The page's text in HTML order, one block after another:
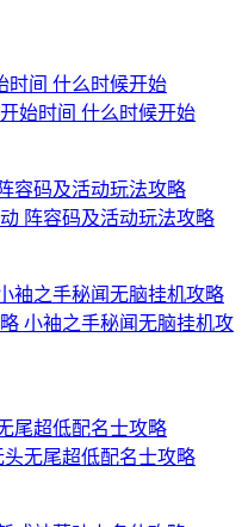
始时间 什么时候开始
阵容码及活动玩法攻略
小袖之手秘闻无脑挂机攻
无尾超低配名士攻略